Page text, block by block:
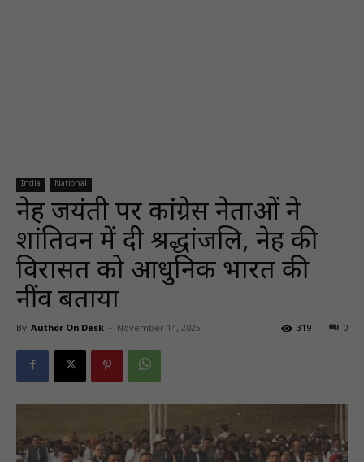
India National
नेहरू जयंती पर कांग्रेस नेताओं ने
शांतिवन में दी श्रद्धांजलि, नेहरू की
विरासत को आधुनिक भारत की
नींव बताया
By Author On Desk - November 14, 2025 0
319